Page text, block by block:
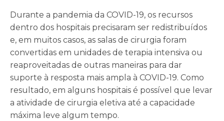
Durante a pandemia da COVID-19, os recursos
dentro dos hospitais precisaram ser redistribuídos
e, em muitos casos, as salas de cirurgia foram
convertidas em unidades de terapia intensiva ou
reaproveitadas de outras maneiras para dar
suporte à resposta mais ampla à COVID-19. Como
resultado, em alguns hospitais é possível que levar
a atividade de cirurgia eletiva até a capacidade
máxima leve algum tempo.